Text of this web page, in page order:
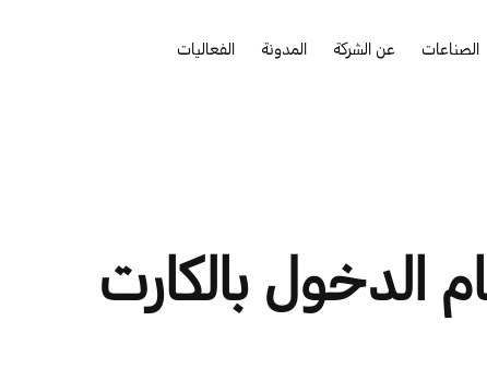
الصناعات عن الشركة المدونة الفعاليات
الدخول بالكارت